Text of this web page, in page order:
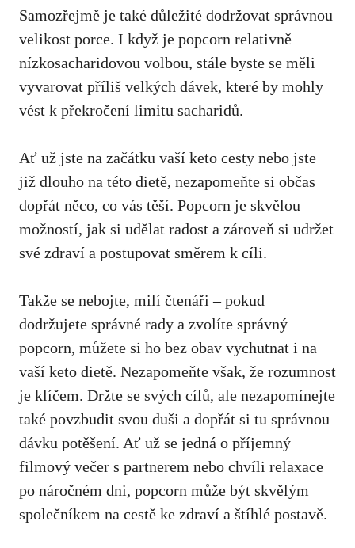
Samozřejmě je také důležité dodržovat správnou
velikost porce. I když je popcorn relativně
nízkosacharidovou volbou, stále byste se měli
vyvarovat příliš velkých dávek, které by ⁣mohly
vést k překročení limitu ⁤sacharidů.
Ať už jste na začátku vaší keto cesty nebo jste
již dlouho na této dietě, nezapomeňte si občas
dopřát ⁤něco,⁢ co vás těší. Popcorn je skvělou
možností, jak si udělat radost a zároveň si udržet
své zdraví a postupovat ⁣směrem k cíli.
Takže se ⁤nebojte, milí čtenáři – pokud
dodržujete správné rady a zvolíte správný
popcorn, můžete si ho bez obav vychutnat i na
vaší keto dietě. Nezapomeňte však, že rozumnost
je klíčem.⁤ Držte se​ svých cílů, ale nezapomínejte
také povzbudit svou ​duši a dopřát⁤ si ⁣tu správnou
dávku potěšení. Ať už se jedná o příjemný
filmový večer s partnerem nebo chvíli relaxace
po náročném⁣ dni, popcorn může být skvělým
společníkem na cestě ke‍ zdraví a štíhlé postavě.